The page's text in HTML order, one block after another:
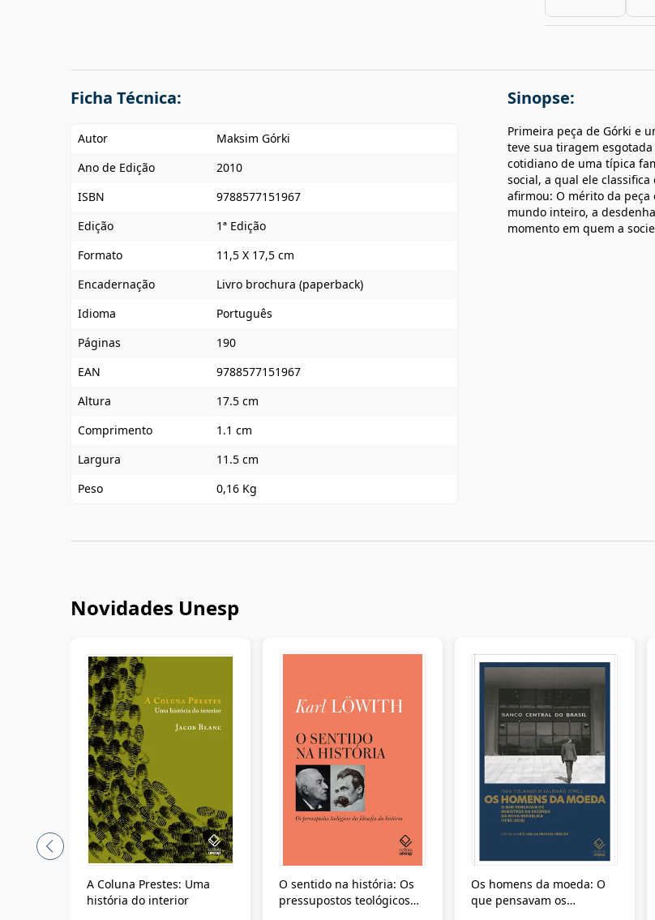
Ficha Técnica:
Autor
Maksim Górki
Ano de Edição
2010
ISBN
9788577151967
Edição
1ª Edição
Formato
11,5 X 17,5 cm
Encadernação
Livro brochura (paperback)
Idioma
Português
Páginas
190
EAN
9788577151967
Altura
17.5 cm
Comprimento
1.1 cm
Largura
11.5 cm
Peso
0,16 Kg
Sinopse:
Primeira peça de Górki e
teve sua tiragem
cotidiano de uma típica
social, a qual ele
afirmou: O mérito da
mundo inteiro, a
momento em quem a
Novidades Unesp
A Coluna Prestes: Uma
história do interior
O sentido na história: Os
pressupostos teológicos
Os homens da moeda: O
que pensavam os